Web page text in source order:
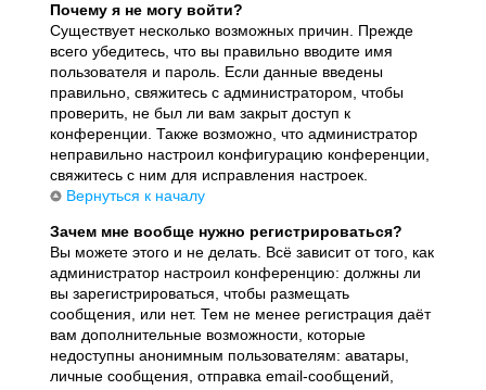
Почему я не могу войти?
Существует несколько возможных причин. Прежде
всего убедитесь, что вы правильно вводите имя
пользователя и пароль. Если данные введены
правильно, свяжитесь с администратором, чтобы
проверить, не был ли вам закрыт доступ к
конференции. Также возможно, что администратор
неправильно настроил конфигурацию конференции,
свяжитесь с ним для исправления настроек.
Вернуться к началу
Зачем мне вообще нужно регистрироваться?
Вы можете этого и не делать. Всё зависит от того, как
администратор настроил конференцию: должны ли
вы зарегистрироваться, чтобы размещать
сообщения, или нет. Тем не менее регистрация даёт
вам дополнительные возможности, которые
недоступны анонимным пользователям: аватары,
личные сообщения, отправка email-сообщений,